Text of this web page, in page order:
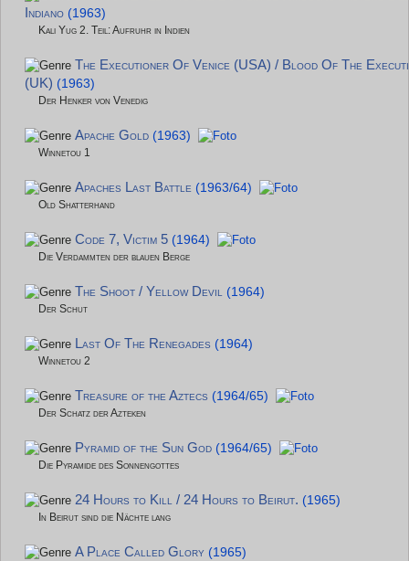
Indiano (1963)
Kali Yug 2. Teil: Aufruhr in Indien
The Executioner Of Venice (USA) / Blood Of The
(UK) (1963)
Der Henker von Venedig
Apache Gold (1963)
Winnetou 1
Apaches Last Battle (1963/64)
Old Shatterhand
Code 7, Victim 5 (1964)
Die Verdammten der blauen Berge
The Shoot / Yellow Devil (1964)
Der Schut
Last Of The Renegades (1964)
Winnetou 2
Treasure of the Aztecs (1964/65)
Der Schatz der Azteken
Pyramid of the Sun God (1964/65)
Die Pyramide des Sonnengottes
24 Hours to Kill / 24 Hours to Beirut. (1965)
In Beirut sind die Nächte lang
A Place Called Glory (1965)